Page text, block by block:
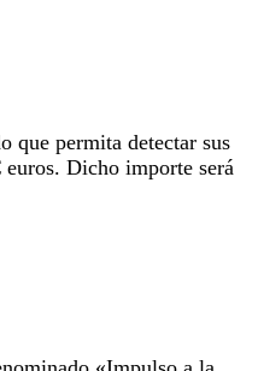
que permita detectar sus
euros. Dicho importe será